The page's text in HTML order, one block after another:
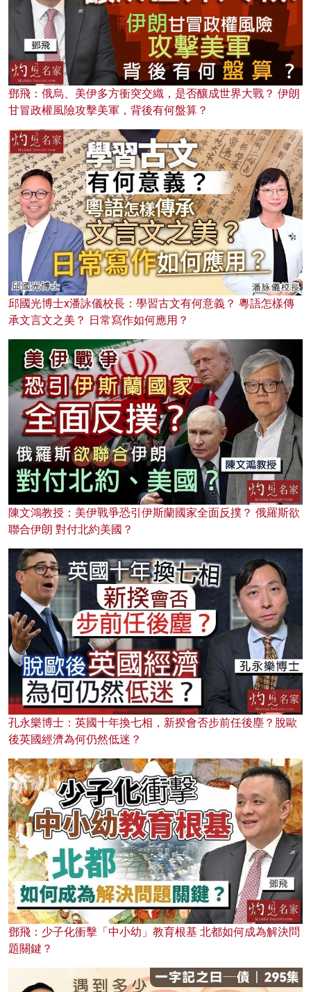
鄧飛：俄烏、美伊多方衝突交織，是否釀成世界大戰？ 伊朗
甘冒政權風險攻擊美軍，背後有何盤算？
邱國光博士x潘詠儀校長：學習古文有何意義？ 粵語怎樣傳
承文言文之美？ 日常寫作如何應用？
陳文鴻教授：美伊戰爭恐引伊斯蘭國家全面反撲？ 俄羅斯欲
聯合伊朗 對付北約美國？
孔永樂博士：英國十年換七相，新揆會否步前任後塵？脫歐
後英國經濟為何仍然低迷？
鄧飛：少子化衝擊「中小幼」教育根基 北都如何成為解決問
題關鍵？